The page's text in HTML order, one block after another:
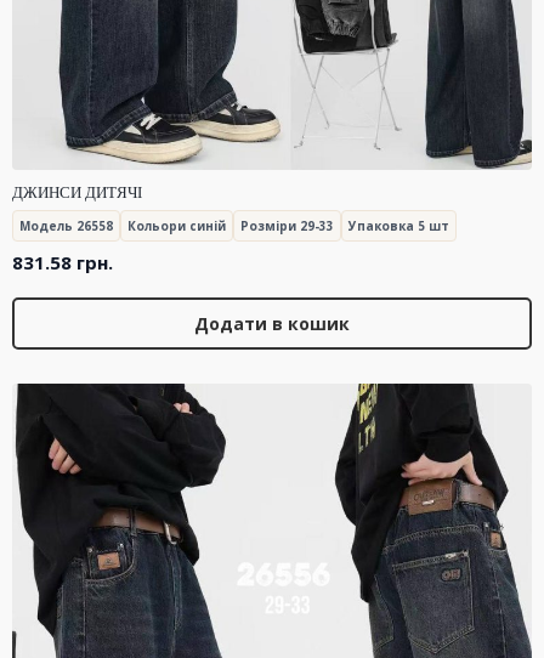
ДЖИНСИ ДИТЯЧІ
Модель 26558 Кольори синій Розміри 29-33 Упаковка 5 шт
831.58 грн.
Додати в кошик